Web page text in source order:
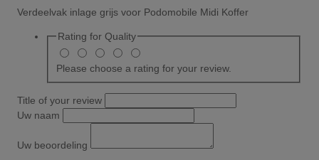
Verdeelvak inlage grijs voor Podomobile Midi Koffer
Rating for Quality
Please choose a rating for your review.
Title of your review
Uw naam
Uw beoordeling